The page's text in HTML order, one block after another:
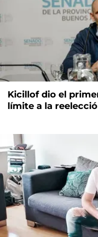
Kicillof dio el
límite a la